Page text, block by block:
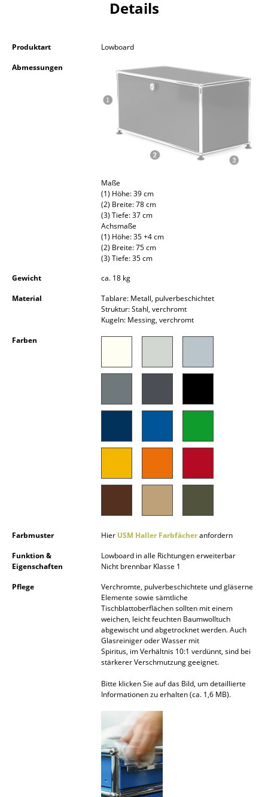
Beistell- & Rollcontainer
... alle Aufbewahrungsmöbel
Hängeleuchten & Deckenleuchten
Schreibtischleuchten
Stehleuchten & Leseleuchten
Bodenleuchten
Wandleuchten
Outdoor-Leuchten
Accessoires
Figuren & Miniaturen
Aufbewahrungsboxen
Details
Produktart
Lowboard
Abmessungen
Maße
(1) Höhe: 39 cm
(2) Breite: 78 cm
(3) Tiefe: 37 cm
Achsmaße
(1) Höhe: 35 +4 cm
(2) Breite: 75 cm
(3) Tiefe: 35 cm
Gewicht
ca. 18 kg
Material
Tablare: Metall, pulverbeschichtet
Struktur: Stahl, verchromt
Kugeln: Messing, verchromt
Farben
Farbmuster Hier USM Haller Farbfächeranfordern
Funktion &
Eigenschaften
Lowboard in alle Richtungen erweiterbar
Nicht brennbar Klasse 1
Pflege
Verchromte, pulverbeschichtete und gläserne
Elemente sowie sämtliche
Tischblattoberflächen sollten mit einem
weichen, leicht feuchten Baumwolltuch
abgewischt und abgetrocknet werden. Auch
Glasreiniger oder Wasser mit
Spiritus, im Verhältnis 10:1 verdünnt, sind bei
stärkerer Verschmutzung geeignet.
Bitte klicken Sie auf das Bild, um detaillierte
Informationen zu erhalten (ca. 1,6 MB).